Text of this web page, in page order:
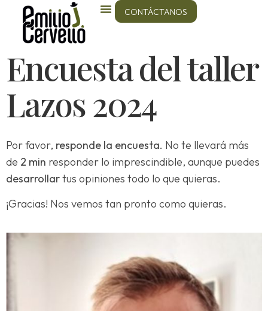
CONTÁCTANOS
Encuesta del taller
Lazos 2024
Por favor, responde la encuesta. No te llevará más
de 2 min responder lo imprescindible, aunque puedes
desarrollartus opiniones todo lo que quieras.
¡Gracias! Nos vemos tan pronto como quieras.